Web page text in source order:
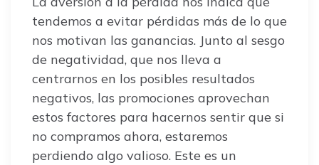
tendemos a evitar pérdidas más de lo que
nos motivan las ganancias. Junto al sesgo
de negatividad, que nos lleva a
centrarnos en los posibles resultados
negativos, las promociones aprovechan
estos factores para hacernos sentir que si
no compramos ahora, estaremos
perdiendo algo valioso. Este es un